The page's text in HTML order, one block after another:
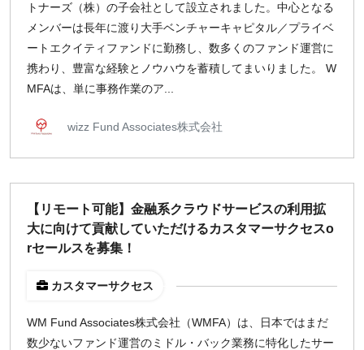
トナーズ（株）の子会社として設立されました。中心となる
メンバーは長年に渡り大手ベンチャーキャピタル／プライベ
ートエクイティファンドに勤務し、数多くのファンド運営に
携わり、豊富な経験とノウハウを蓄積してまいりました。 W
MFAは、単に事務作業のア...
wizz Fund Associates株式会社
【リモート可能】金融系クラウドサービスの利用拡
大に向けて貢献していただけるカスタマーサクセスo
rセールスを募集！
カスタマーサクセス
WM Fund Associates株式会社（WMFA）は、日本ではまだ
数少ないファンド運営のミドル・バック業務に特化したサー